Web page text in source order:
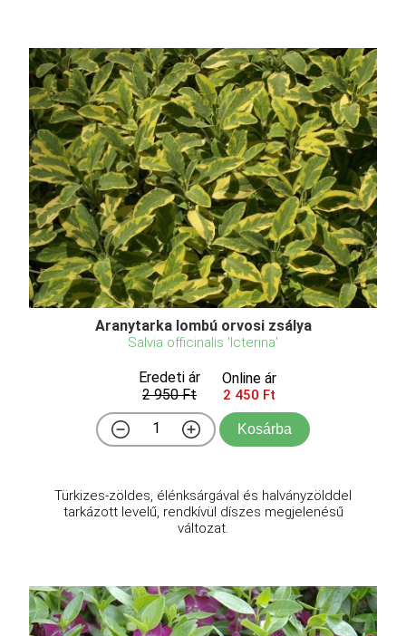
Aranytarka lombú orvosi zsálya
Salvia officinalis 'Icterina'
Eredeti ár
2 950 Ft
Online ár
2 450 Ft
Kosárba
Türkizes-zöldes, élénksárgával és halványzölddel
tarkázott levelű, rendkívül díszes megjelenésű
változat.